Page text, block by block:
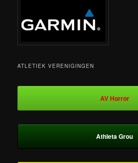
ATLETIEK VERENIGINGEN
AV Horror
Athleta Grou